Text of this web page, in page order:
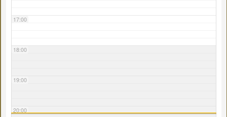
17:00
18:00
19:00
20:00